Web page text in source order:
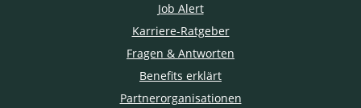
Job Alert
Karriere-Ratgeber
Fragen & Antworten
Benefits erklärt
Partnerorganisationen